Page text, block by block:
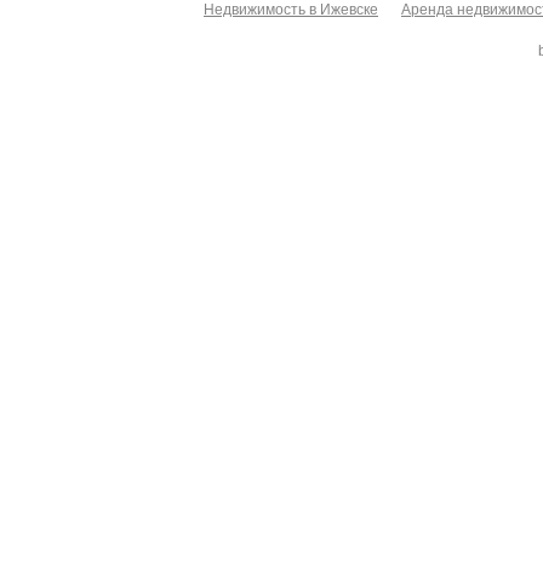
Недвижимость в Ижевске Аренда